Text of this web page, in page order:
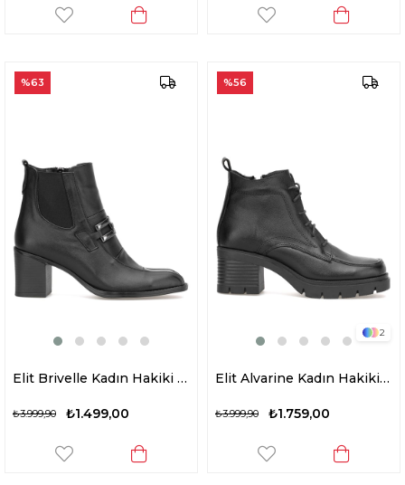
Elit Brivelle Kadın Hakiki Deri Topuklu Bot Siyah
₺1.499,00
₺3.999,90
%63
2
Elit Alvarine Kadın Hakiki Deri Topuklu Bot Siyah
₺1.759,00
₺3.999,90
%56